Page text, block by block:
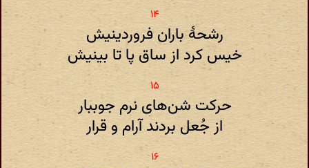
رشحهٔ باران فروردینیش
خیس کرد از ساق پا تا بینیش
حرکت شن‌های نرم جوببار
از جُعل بردند آرام و قرار